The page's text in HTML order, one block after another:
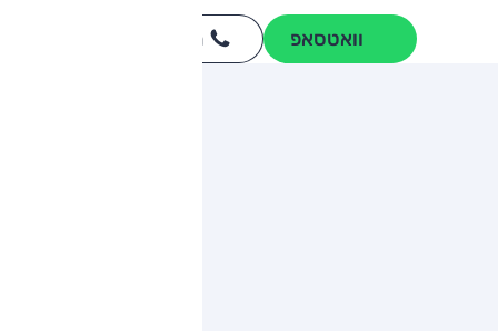
וואטסאפ חייגו
מותגים מתחרים